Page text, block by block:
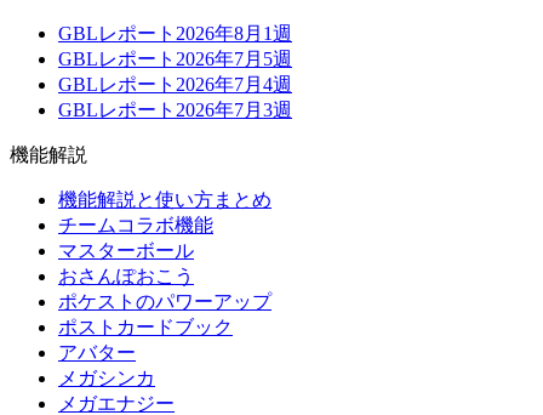
GBLレポート2026年8月1週
GBLレポート2026年7月5週
GBLレポート2026年7月4週
GBLレポート2026年7月3週
機能解説
機能解説と使い方まとめ
チームコラボ機能
マスターボール
おさんぽおこう
ポケストのパワーアップ
ポストカードブック
アバター
メガシンカ
メガエナジー